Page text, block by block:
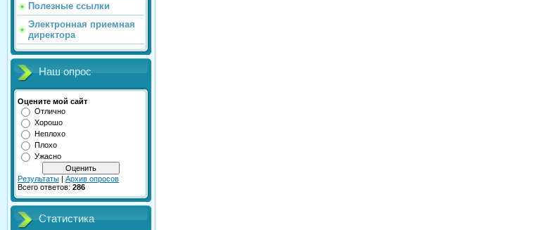
Полезные ссылки
Электронная приемная
директора
Наш опрос
Оцените мой сайт
Отлично
Хорошо
Неплохо
Плохо
Ужасно
Результаты | Архив опросов
Всего ответов: 286
Статистика